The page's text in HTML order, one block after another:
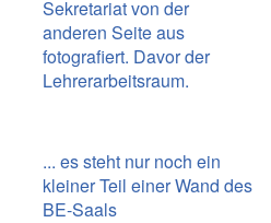
Sekretariat von der
anderen Seite aus
fotografiert. Davor der
Lehrerarbeitsraum.
... es steht nur noch ein
kleiner Teil einer Wand des
BE-Saals